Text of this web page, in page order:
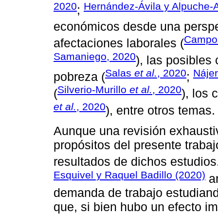
2020; Hernández-Ávila y Alpuche-
económicos desde una
afectaciones laborales (
Samaniego, 2020), las posibles
pobreza (Salas et al., 2020;
(Silverio-Murillo et al., 2020), los
et al., 2020), entre otros temas.
Aunque una revisión
propósitos del presente
resultados de dichos
Esquivel y Raquel Badillo (2020)
demanda de trabajo
que, si bien hubo un efecto